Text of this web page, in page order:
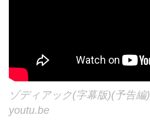
ゾディアック(字幕版)(予告編)
youtu.be